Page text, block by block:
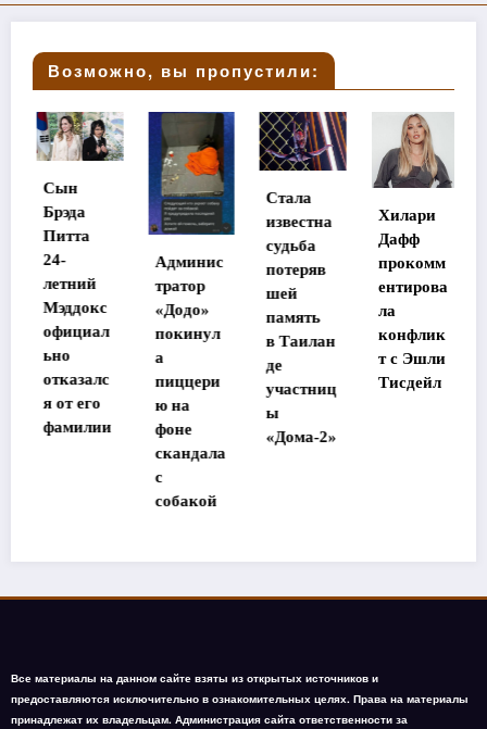
Возможно, вы пропустили:
Админис
тратор
«Додо»
покинул
а
пиццери
ю на
фоне
Стала
известна
потеряв
шей
память
в Таилан
де
участниц
ы
«Дома-2»
Хилари
Дафф
прокомм
ентирова
ла
конфлик
т с Эшли
Тисдейл
Мэтт
Диллон
станет
главным
героем
ремейка
«Великол
епной
семерки»
Все материалы на данном сайте взяты из открытых источников и
предоставляются исключительно в ознакомительных целях. Права на материалы
принадлежат их владельцам. Администрация сайта ответственности за